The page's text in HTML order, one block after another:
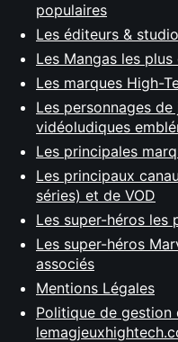
populaires
Les éditeurs &
Les Mangas les plus
Les marques High-
Les personnages
vidéoludiques
Les principales
Les principaux
séries) et de VOD
Les super-héros les
Les super-héros
associés
Mentions Légales
Politique de gestion